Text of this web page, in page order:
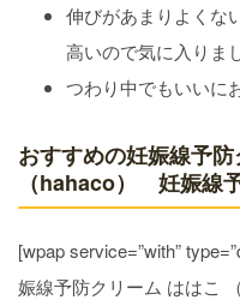
伸びがあまりよくな
高いので気に入りま
つわり中でもいいに
おすすめの妊娠線予
（hahaco） 妊娠線
[wpap service=”with”
娠線予防クリーム ははこ